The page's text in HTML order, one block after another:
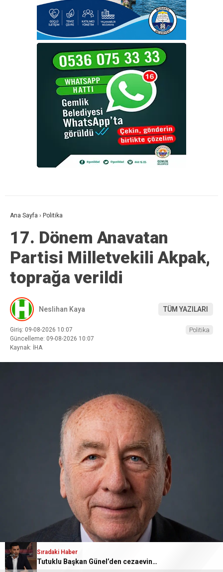
Ana Sayfa › Politika
17. Dönem Anavatan
Partisi Milletvekili Akpak,
toprağa verildi
Neslihan Kaya TÜM YAZILARI
Giriş: 09-08-2026 10:07
Güncelleme: 09-08-2026 10:07
Kaynak: İHA
Politika
Sıradaki Haber
Tutuklu Başkan Günel’den cezaevinden mektuplu açıklama